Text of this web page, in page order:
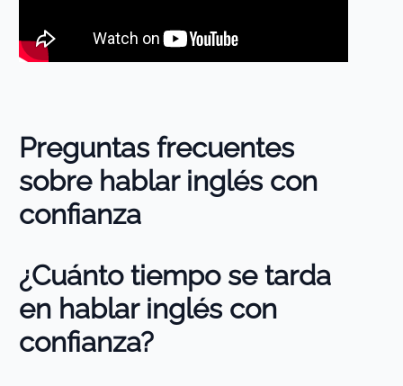
Preguntas frecuentes
sobre hablar inglés con
confianza
¿Cuánto tiempo se tarda
en hablar inglés con
confianza?